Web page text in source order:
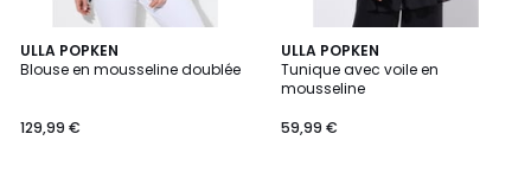
ULLA POPKEN
Blouse en mousseline doublée
129,99 €
ULLA POPKEN
Tunique avec voile en
mousseline
59,99 €
5
/
5